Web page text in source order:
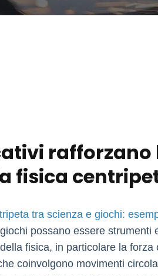
rafforzano
fisica
tra scienza e giochi:
possano essere strumenti
fisica, in particolare la forza
coinvolgono movimenti